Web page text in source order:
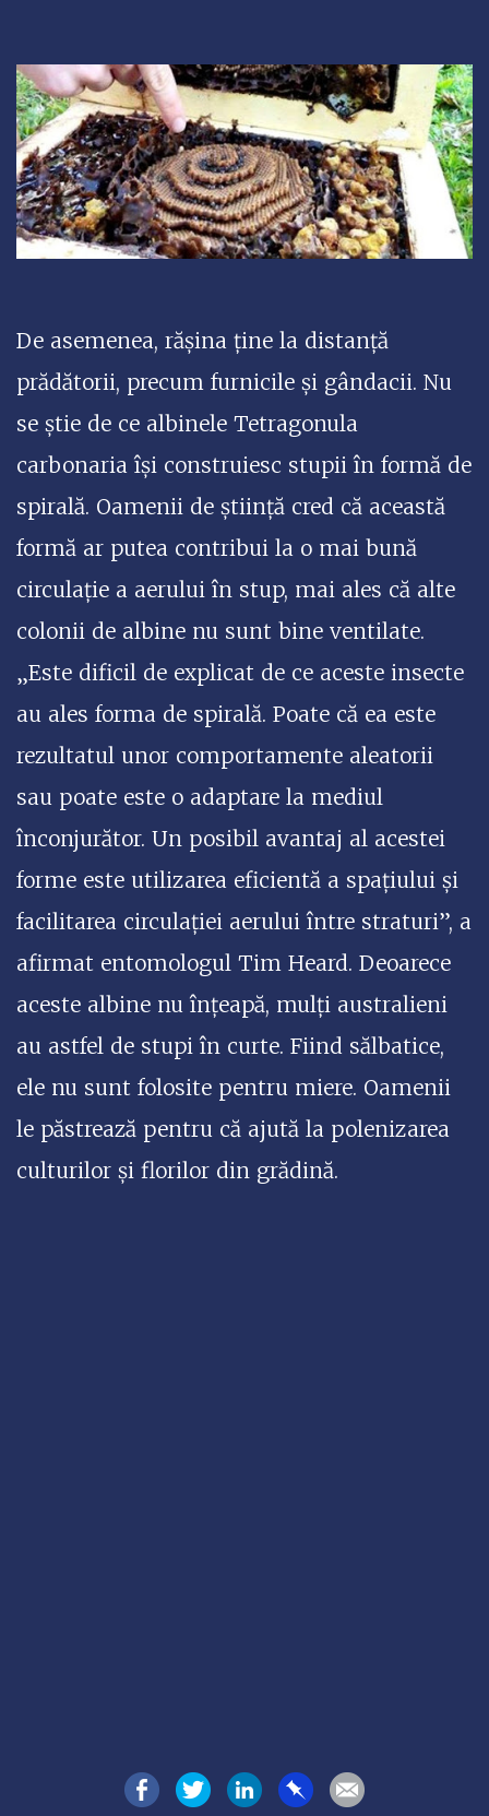
De asemenea, rășina ține la distanță
prădătorii, precum furnicile și gândacii. Nu
se știe de ce albinele Tetragonula
carbonaria își construiesc stupii în formă de
spirală. Oamenii de știință cred că această
formă ar putea contribui la o mai bună
circulație a aerului în stup, mai ales că alte
colonii de albine nu sunt bine ventilate.
„Este dificil de explicat de ce aceste insecte
au ales forma de spirală. Poate că ea este
rezultatul unor comportamente aleatorii
sau poate este o adaptare la mediul
înconjurător. Un posibil avantaj al acestei
forme este utilizarea eficientă a spațiului și
facilitarea circulației aerului între straturi”, a
afirmat entomologul Tim Heard. Deoarece
aceste albine nu înțeapă, mulți australieni
au astfel de stupi în curte. Fiind sălbatice,
ele nu sunt folosite pentru miere. Oamenii
le păstrează pentru că ajută la polenizarea
culturilor și florilor din grădină.